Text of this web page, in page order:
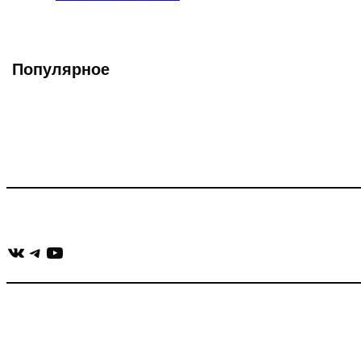
Популярное
ВКонтакте
Telegram
YouTube